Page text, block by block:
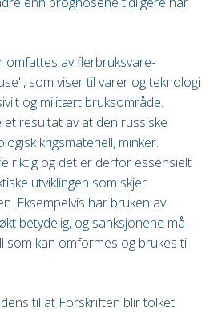
omfattes av flerbruksvare-
som viser til varer og teknologi
og militært bruksområde.
resultat av at den russiske
krigsmateriell, minker.
riktig og det er derfor essensielt
utviklingen som skjer
Eksempelvis har bruken av
betydelig, og sanksjonene må
som kan omformes og brukes til
til at Forskriften blir tolket